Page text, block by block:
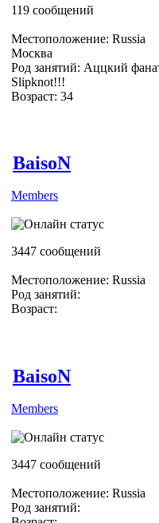
119 сообщений
Местоположение: Russia
Москва
Род занятий: Аццкий
Slipknot!!!
Возраст: 34
BaisoN
Members
3447 сообщений
Местоположение: Russia
Род занятий:
Возраст:
BaisoN
Members
3447 сообщений
Местоположение: Russia
Род занятий: